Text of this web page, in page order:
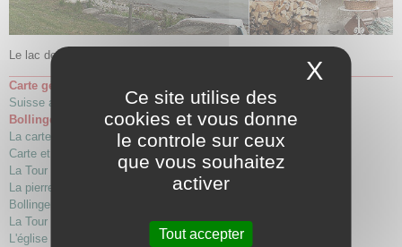
Le lac de Constance à Kesswil - Maison de pêcheurs
Carte générale
Suisse alémanique où a vécu C.G. Jung
Bollingen
La carte, le village
Carte et vue aérienne
La Tour de C.G. Jung
La pierre
Bollingen, paysage
La Tour de M.L. von Franz
L'église catholique
Ce site utilise des
cookies et vous donne
le controle sur ceux
que vous souhaitez
activer
Tout accepter
X